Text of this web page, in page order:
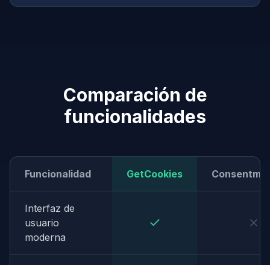
Comparación de
funcionalidades
Funcionalidad GetCookies
Interfaz de
usuario
moderna